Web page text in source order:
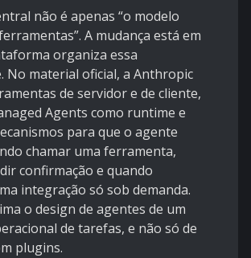
não é apenas “o modelo
A mudança está em
organiza essa
No material oficial, a Anthropic
de servidor e de cliente,
Agents como runtime e
para que o agente
chamar uma ferramenta,
confirmação e quando
integração só sob demanda.
o design de agentes de um
de tarefas, e não só de
plugins.